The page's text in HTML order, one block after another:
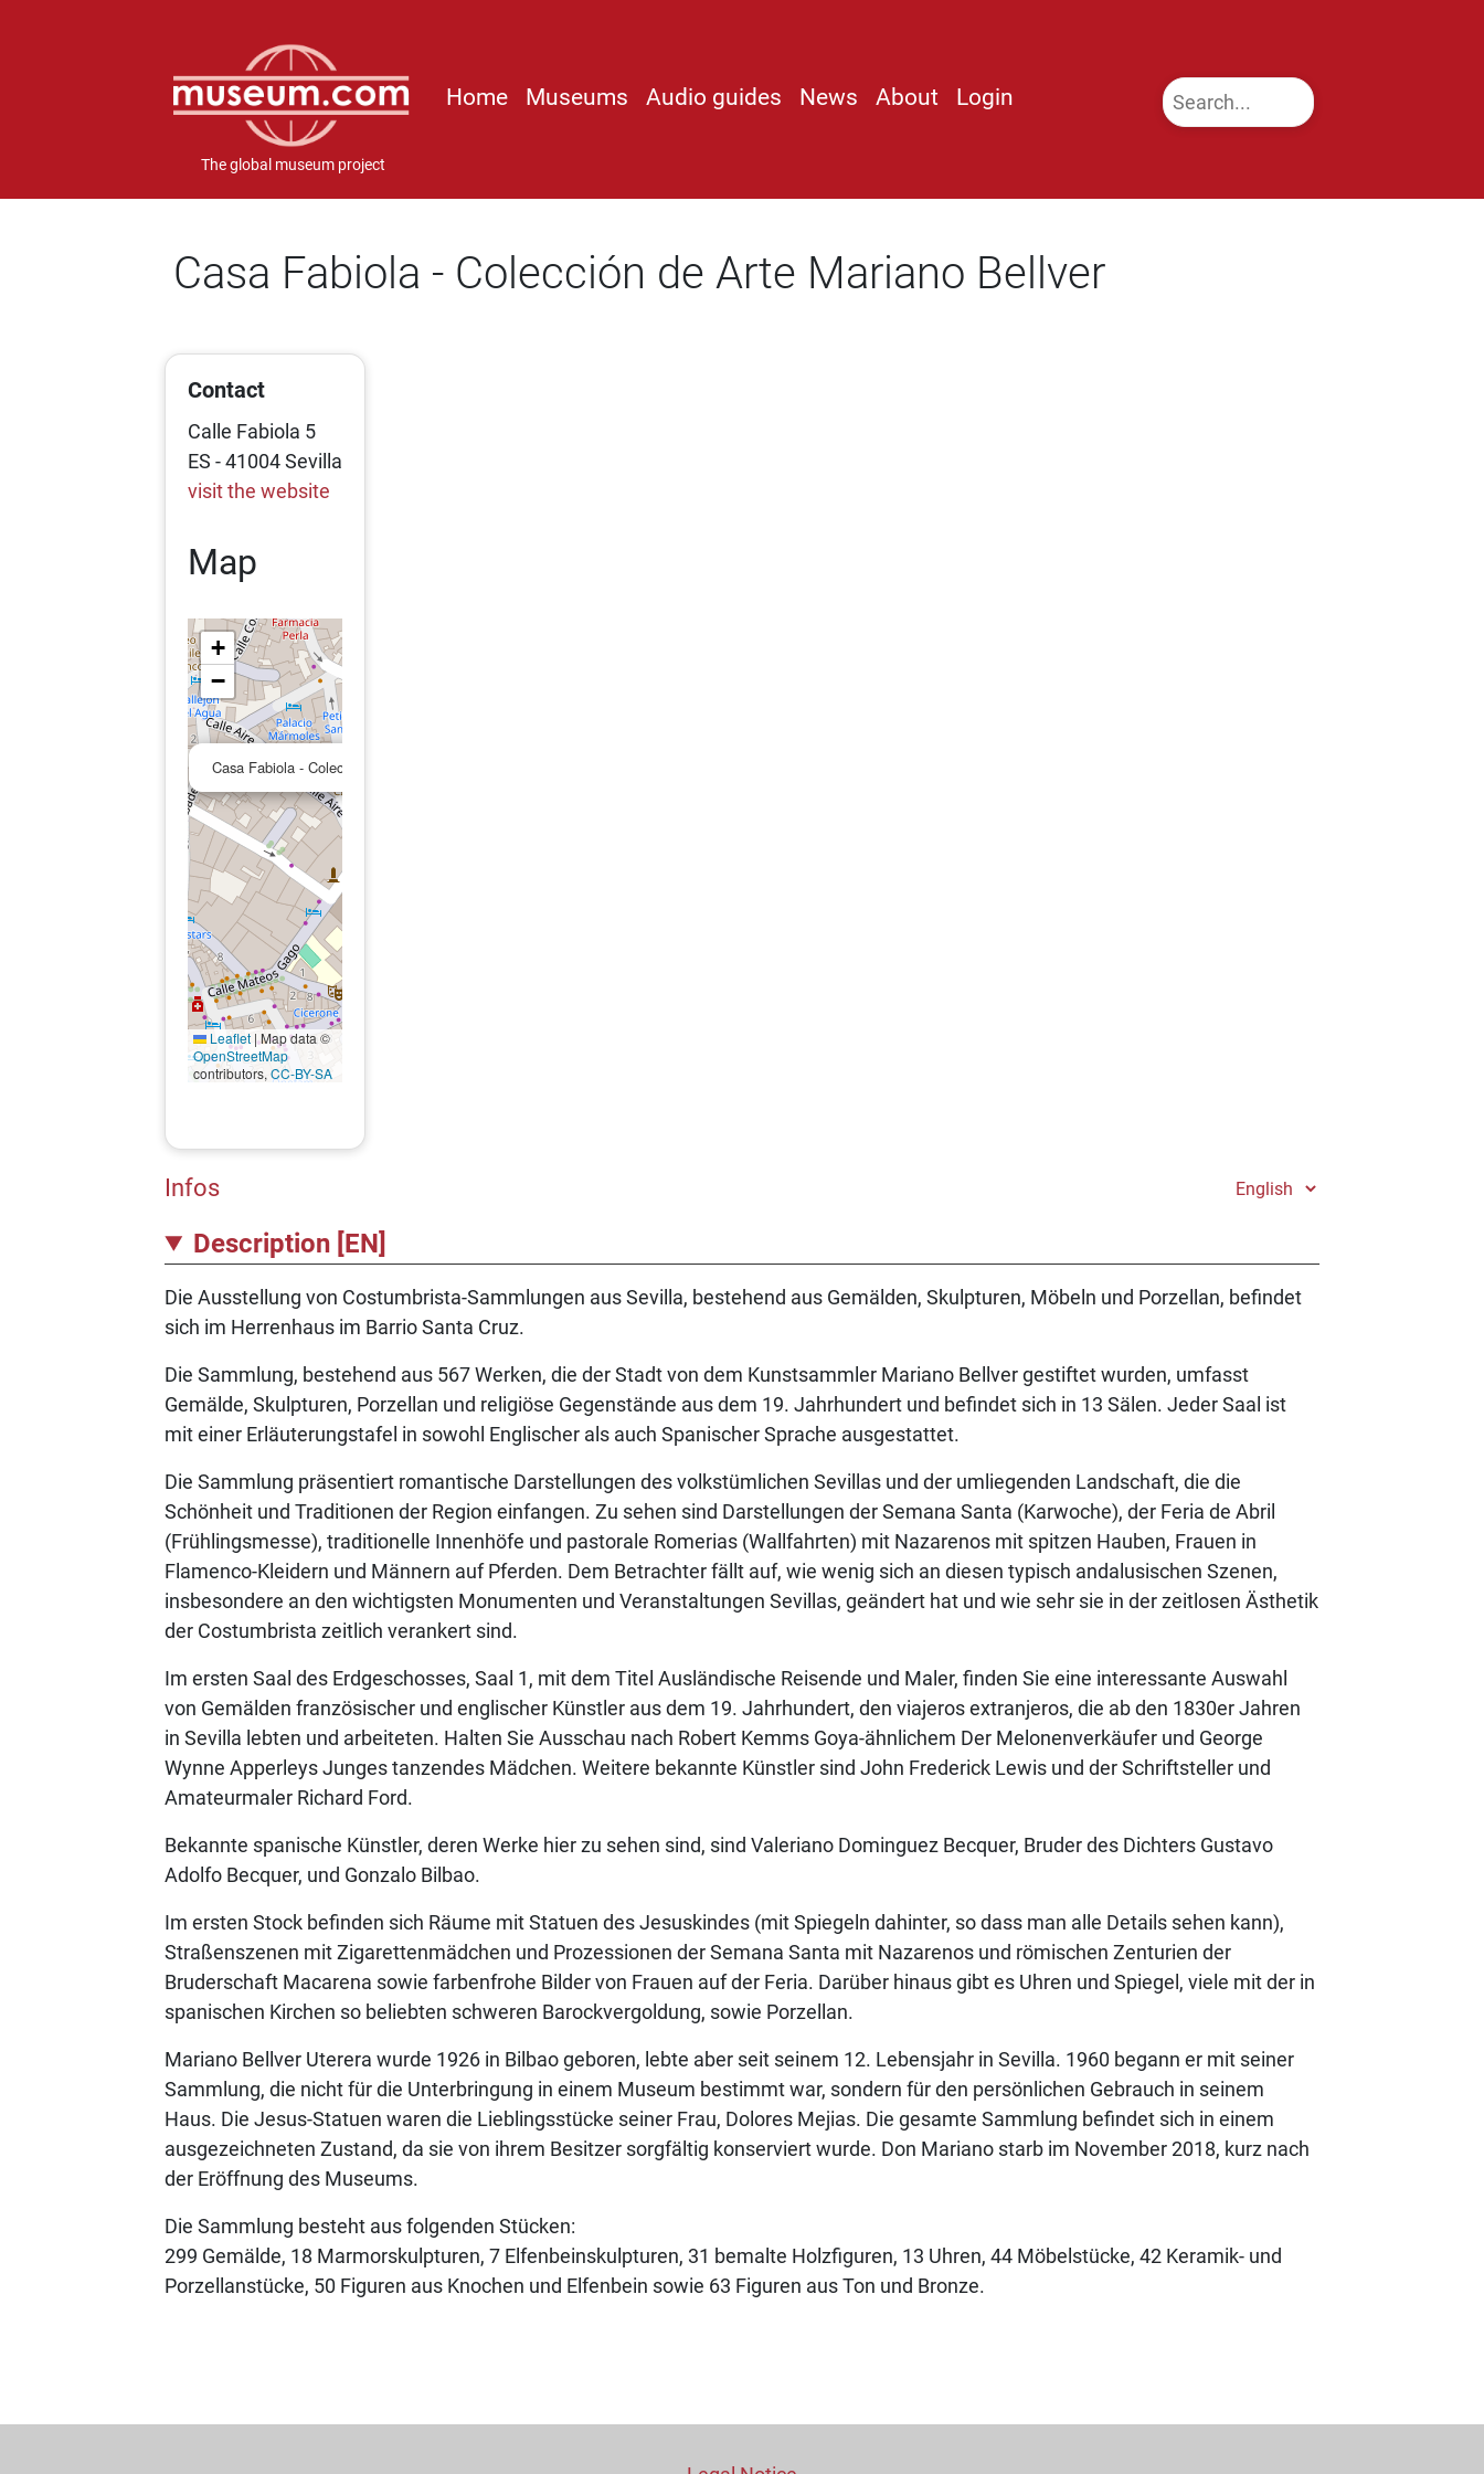
The global museum project
Home Museums Audio guides News About Login
Casa Fabiola - Colección de Arte Mariano Bellver
Contact
Calle Fabiola 5
ES - 41004 Sevilla
visit the website
Map
Casa Fabiola - Colección de Arte Mariano Bellver
+
−
Leaflet |Map data ©
OpenStreetMap
contributors,CC-BY-SA
Infos
Description [EN]
Die Ausstellung von Costumbrista-Sammlungen aus Sevilla, bestehend aus Gemälden, Skulpturen, Möbeln und Porzellan, befindet
sich im Herrenhaus im Barrio Santa Cruz.
Die Sammlung, bestehend aus 567 Werken, die der Stadt von dem Kunstsammler Mariano Bellver gestiftet wurden, umfasst
Gemälde, Skulpturen, Porzellan und religiöse Gegenstände aus dem 19. Jahrhundert und befindet sich in 13 Sälen. Jeder Saal ist
mit einer Erläuterungstafel in sowohl Englischer als auch Spanischer Sprache ausgestattet.
Die Sammlung präsentiert romantische Darstellungen des volkstümlichen Sevillas und der umliegenden Landschaft, die die
Schönheit und Traditionen der Region einfangen. Zu sehen sind Darstellungen der Semana Santa (Karwoche), der Feria de Abril
(Frühlingsmesse), traditionelle Innenhöfe und pastorale Romerias (Wallfahrten) mit Nazarenos mit spitzen Hauben, Frauen in
Flamenco-Kleidern und Männern auf Pferden. Dem Betrachter fällt auf, wie wenig sich an diesen typisch andalusischen Szenen,
insbesondere an den wichtigsten Monumenten und Veranstaltungen Sevillas, geändert hat und wie sehr sie in der zeitlosen Ästhetik
der Costumbrista zeitlich verankert sind.
Im ersten Saal des Erdgeschosses, Saal 1, mit dem Titel Ausländische Reisende und Maler, finden Sie eine interessante Auswahl
von Gemälden französischer und englischer Künstler aus dem 19. Jahrhundert, den viajeros extranjeros, die ab den 1830er Jahren
in Sevilla lebten und arbeiteten. Halten Sie Ausschau nach Robert Kemms Goya-ähnlichem Der Melonenverkäufer und George
Wynne Apperleys Junges tanzendes Mädchen. Weitere bekannte Künstler sind John Frederick Lewis und der Schriftsteller und
Amateurmaler Richard Ford.
Bekannte spanische Künstler, deren Werke hier zu sehen sind, sind Valeriano Dominguez Becquer, Bruder des Dichters Gustavo
Adolfo Becquer, und Gonzalo Bilbao.
Im ersten Stock befinden sich Räume mit Statuen des Jesuskindes (mit Spiegeln dahinter, so dass man alle Details sehen kann),
Straßenszenen mit Zigarettenmädchen und Prozessionen der Semana Santa mit Nazarenos und römischen Zenturien der
Bruderschaft Macarena sowie farbenfrohe Bilder von Frauen auf der Feria. Darüber hinaus gibt es Uhren und Spiegel, viele mit der in
spanischen Kirchen so beliebten schweren Barockvergoldung, sowie Porzellan.
Mariano Bellver Uterera wurde 1926 in Bilbao geboren, lebte aber seit seinem 12. Lebensjahr in Sevilla. 1960 begann er mit seiner
Sammlung, die nicht für die Unterbringung in einem Museum bestimmt war, sondern für den persönlichen Gebrauch in seinem
Haus. Die Jesus-Statuen waren die Lieblingsstücke seiner Frau, Dolores Mejias. Die gesamte Sammlung befindet sich in einem
ausgezeichneten Zustand, da sie von ihrem Besitzer sorgfältig konserviert wurde. Don Mariano starb im November 2018, kurz nach
der Eröffnung des Museums.
Die Sammlung besteht aus folgenden Stücken:
299 Gemälde, 18 Marmorskulpturen, 7 Elfenbeinskulpturen, 31 bemalte Holzfiguren, 13 Uhren, 44 Möbelstücke, 42 Keramik- und
Porzellanstücke, 50 Figuren aus Knochen und Elfenbein sowie 63 Figuren aus Ton und Bronze.